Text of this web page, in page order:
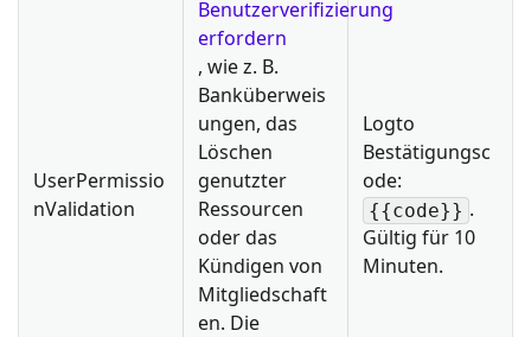
UserPermissio
nValidation
Benutzerverifizierung
erfordern
, wie z. B.
Banküberweis
ungen, das
Löschen
genutzter
Ressourcen
oder das
Kündigen von
Mitgliedschaft
en. Die
Logto
Bestätigungsc
ode:
{{code}} .
Gültig für 10
Minuten.